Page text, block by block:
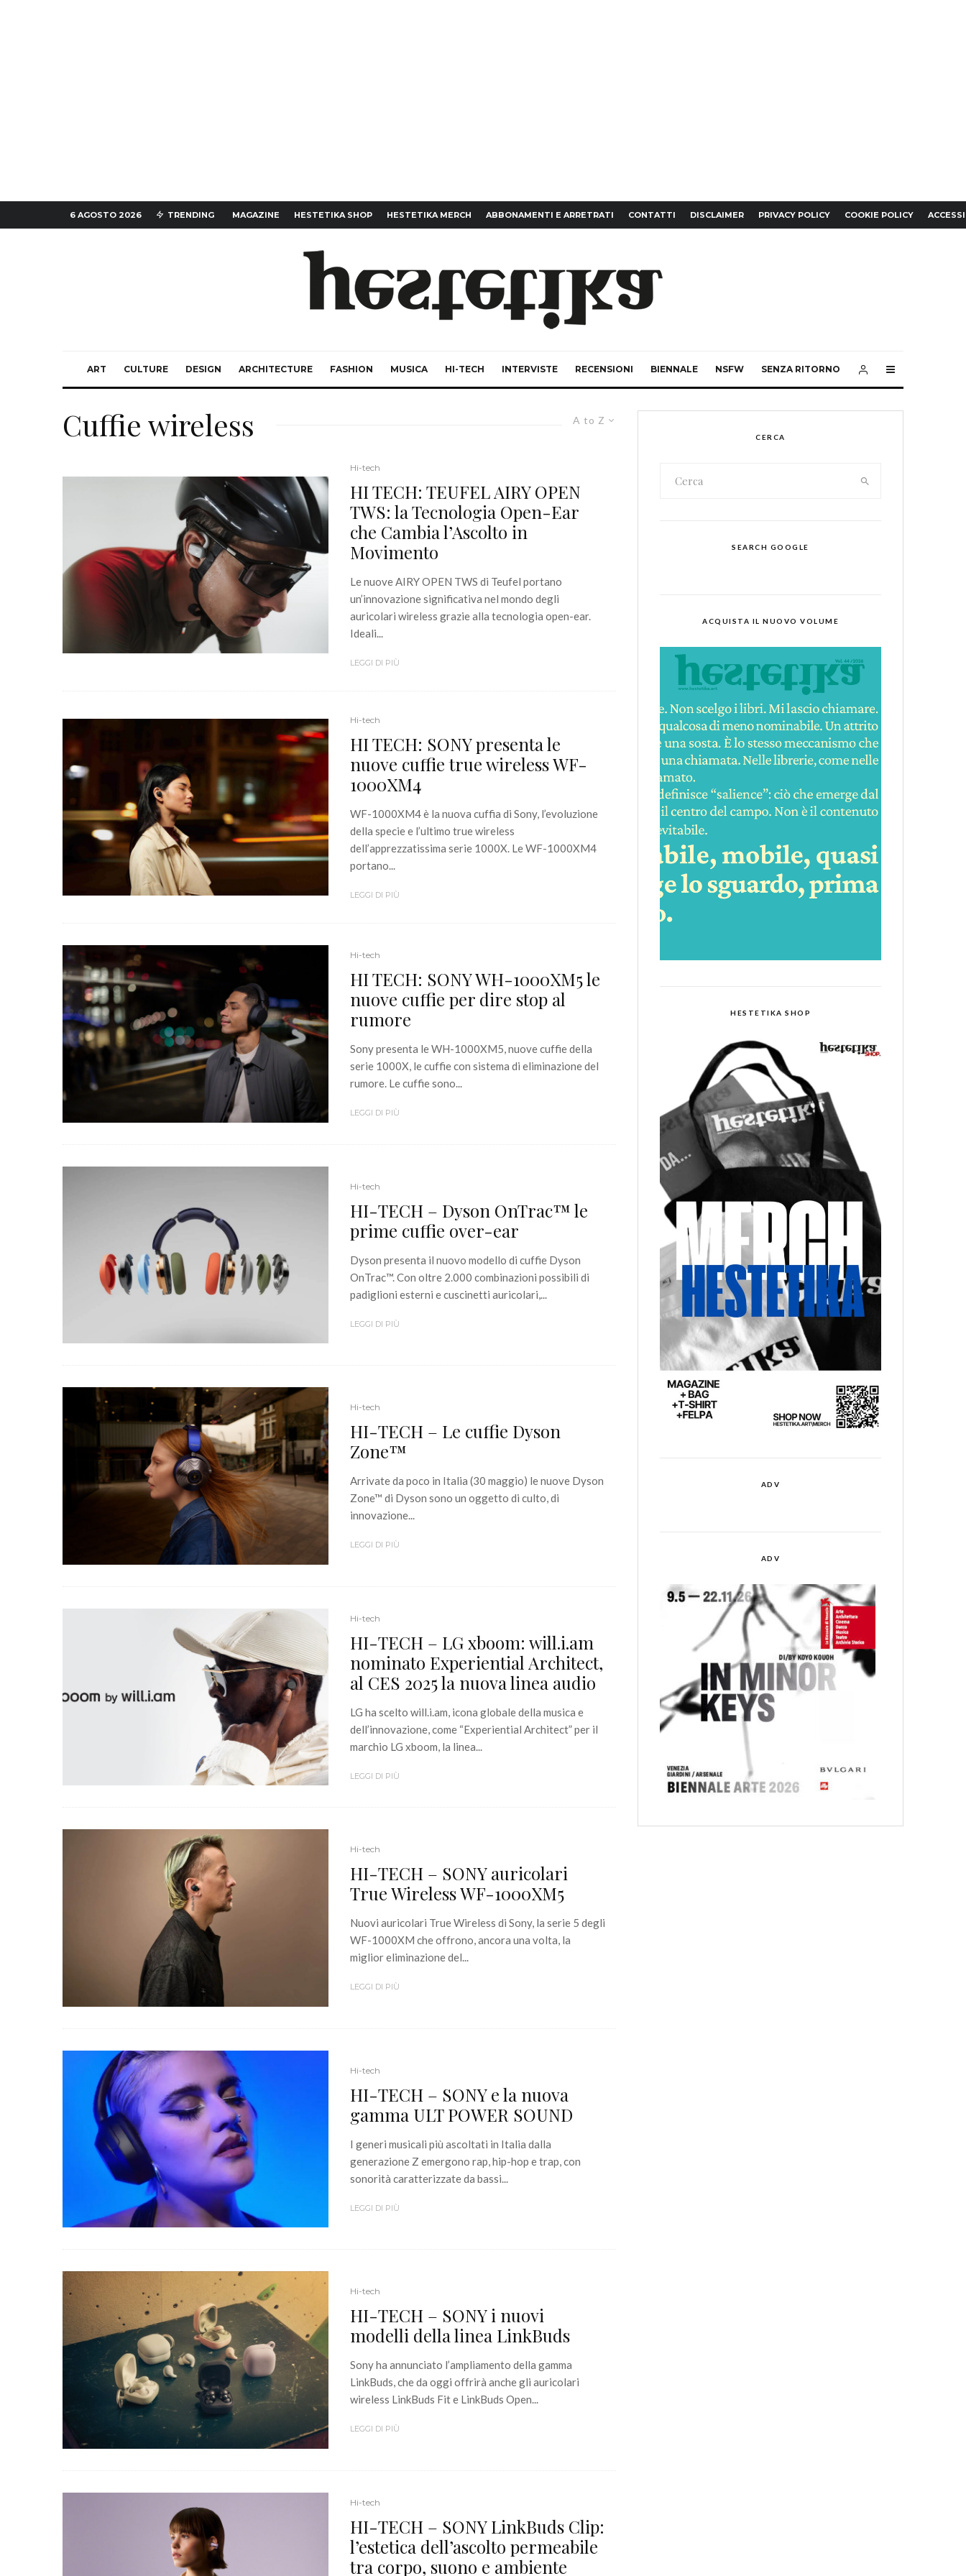
6 AGOSTO 2026 TRENDING MAGAZINE HESTETIKA SHOP HESTETIKA MERCH ABBONAMENTI E ARRETRATI CONTATTI DISCLAIMER PRIVACY POLICY COOKIE POLICY
ART CULTURE DESIGN ARCHITECTURE FASHION MUSICA HI-TECH INTERVISTE RECENSIONI BIENNALE NSFW SENZA RITORNO
A to Z
Cuffie wireless
Hi-tech
HI TECH: TEUFEL AIRY OPEN
TWS: la Tecnologia Open-Ear
che Cambia l’Ascolto in
Movimento
Le nuove AIRY OPEN TWS di Teufel portano
un’innovazione significativa nel mondo degli
auricolari wireless grazie alla tecnologia open-ear.
Ideali...
LEGGI DI PIÙ
Hi-tech
HI TECH: SONY presenta le
nuove cuffie true wireless WF-
1000XM4
WF-1000XM4 è la nuova cuffia di Sony, l’evoluzione
della specie e l’ultimo true wireless
dell’apprezzatissima serie 1000X. Le WF-1000XM4
portano...
LEGGI DI PIÙ
Hi-tech
HI TECH: SONY WH-1000XM5 le
nuove cuffie per dire stop al
rumore
Sony presenta le WH-1000XM5, nuove cuffie della
serie 1000X, le cuffie con sistema di eliminazione del
rumore. Le cuffie sono...
LEGGI DI PIÙ
Hi-tech
HI-TECH – Dyson OnTrac™ le
prime cuffie over-ear
Dyson presenta il nuovo modello di cuffie Dyson
OnTrac™. Con oltre 2.000 combinazioni possibili di
padiglioni esterni e cuscinetti auricolari,...
LEGGI DI PIÙ
Hi-tech
HI-TECH – Le cuffie Dyson
Zone™
Arrivate da poco in Italia (30 maggio) le nuove Dyson
Zone™ di Dyson sono un oggetto di culto, di
innovazione...
LEGGI DI PIÙ
Hi-tech
HI-TECH – LG xboom: will.i.am
nominato Experiential Architect,
al CES 2025 la nuova linea audio
LG ha scelto will.i.am, icona globale della musica e
dell’innovazione, come “Experiential Architect” per il
marchio LG xboom, la linea...
LEGGI DI PIÙ
Hi-tech
HI-TECH – SONY auricolari
True Wireless WF-1000XM5
Nuovi auricolari True Wireless di Sony, la serie 5 degli
WF-1000XM che offrono, ancora una volta, la
miglior eliminazione del...
LEGGI DI PIÙ
Hi-tech
HI-TECH – SONY e la nuova
gamma ULT POWER SOUND
I generi musicali più ascoltati in Italia dalla
generazione Z emergono rap, hip-hop e trap, con
sonorità caratterizzate da bassi...
LEGGI DI PIÙ
Hi-tech
HI-TECH – SONY i nuovi
modelli della linea LinkBuds
Sony ha annunciato l’ampliamento della gamma
LinkBuds, che da oggi offrirà anche gli auricolari
wireless LinkBuds Fit e LinkBuds Open...
LEGGI DI PIÙ
Hi-tech
HI-TECH – SONY LinkBuds Clip:
l’estetica dell’ascolto permeabile
tra corpo, suono e ambiente
CERCA
SEARCH GOOGLE
ACQUISTA IL NUOVO VOLUME
HESTETIKA SHOP
ADV
ADV